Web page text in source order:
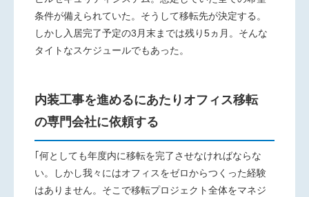
条件が備えられていた。そうして移転先が決定する。
しかし入居完了予定の3月末までは残り5ヵ月。そんな
タイトなスケジュールでもあった。
内装工事を進めるにあたりオフィス移転
の専門会社に依頼する
｢何としても年度内に移転を完了させなければならな
い。しかし我々にはオフィスをゼロからつくった経験
はありません。そこで移転プロジェクト全体をマネジ